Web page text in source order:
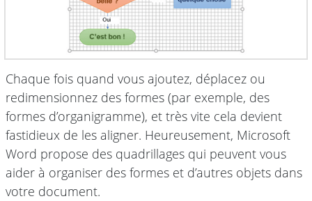
Chaque fois quand vous ajoutez, déplacez ou
redimensionnez des formes (par exemple, des
formes d’organigramme), et très vite cela devient
fastidieux de les aligner. Heureusement, Microsoft
Word propose des quadrillages qui peuvent vous
aider à organiser des formes et d’autres objets dans
votre document.